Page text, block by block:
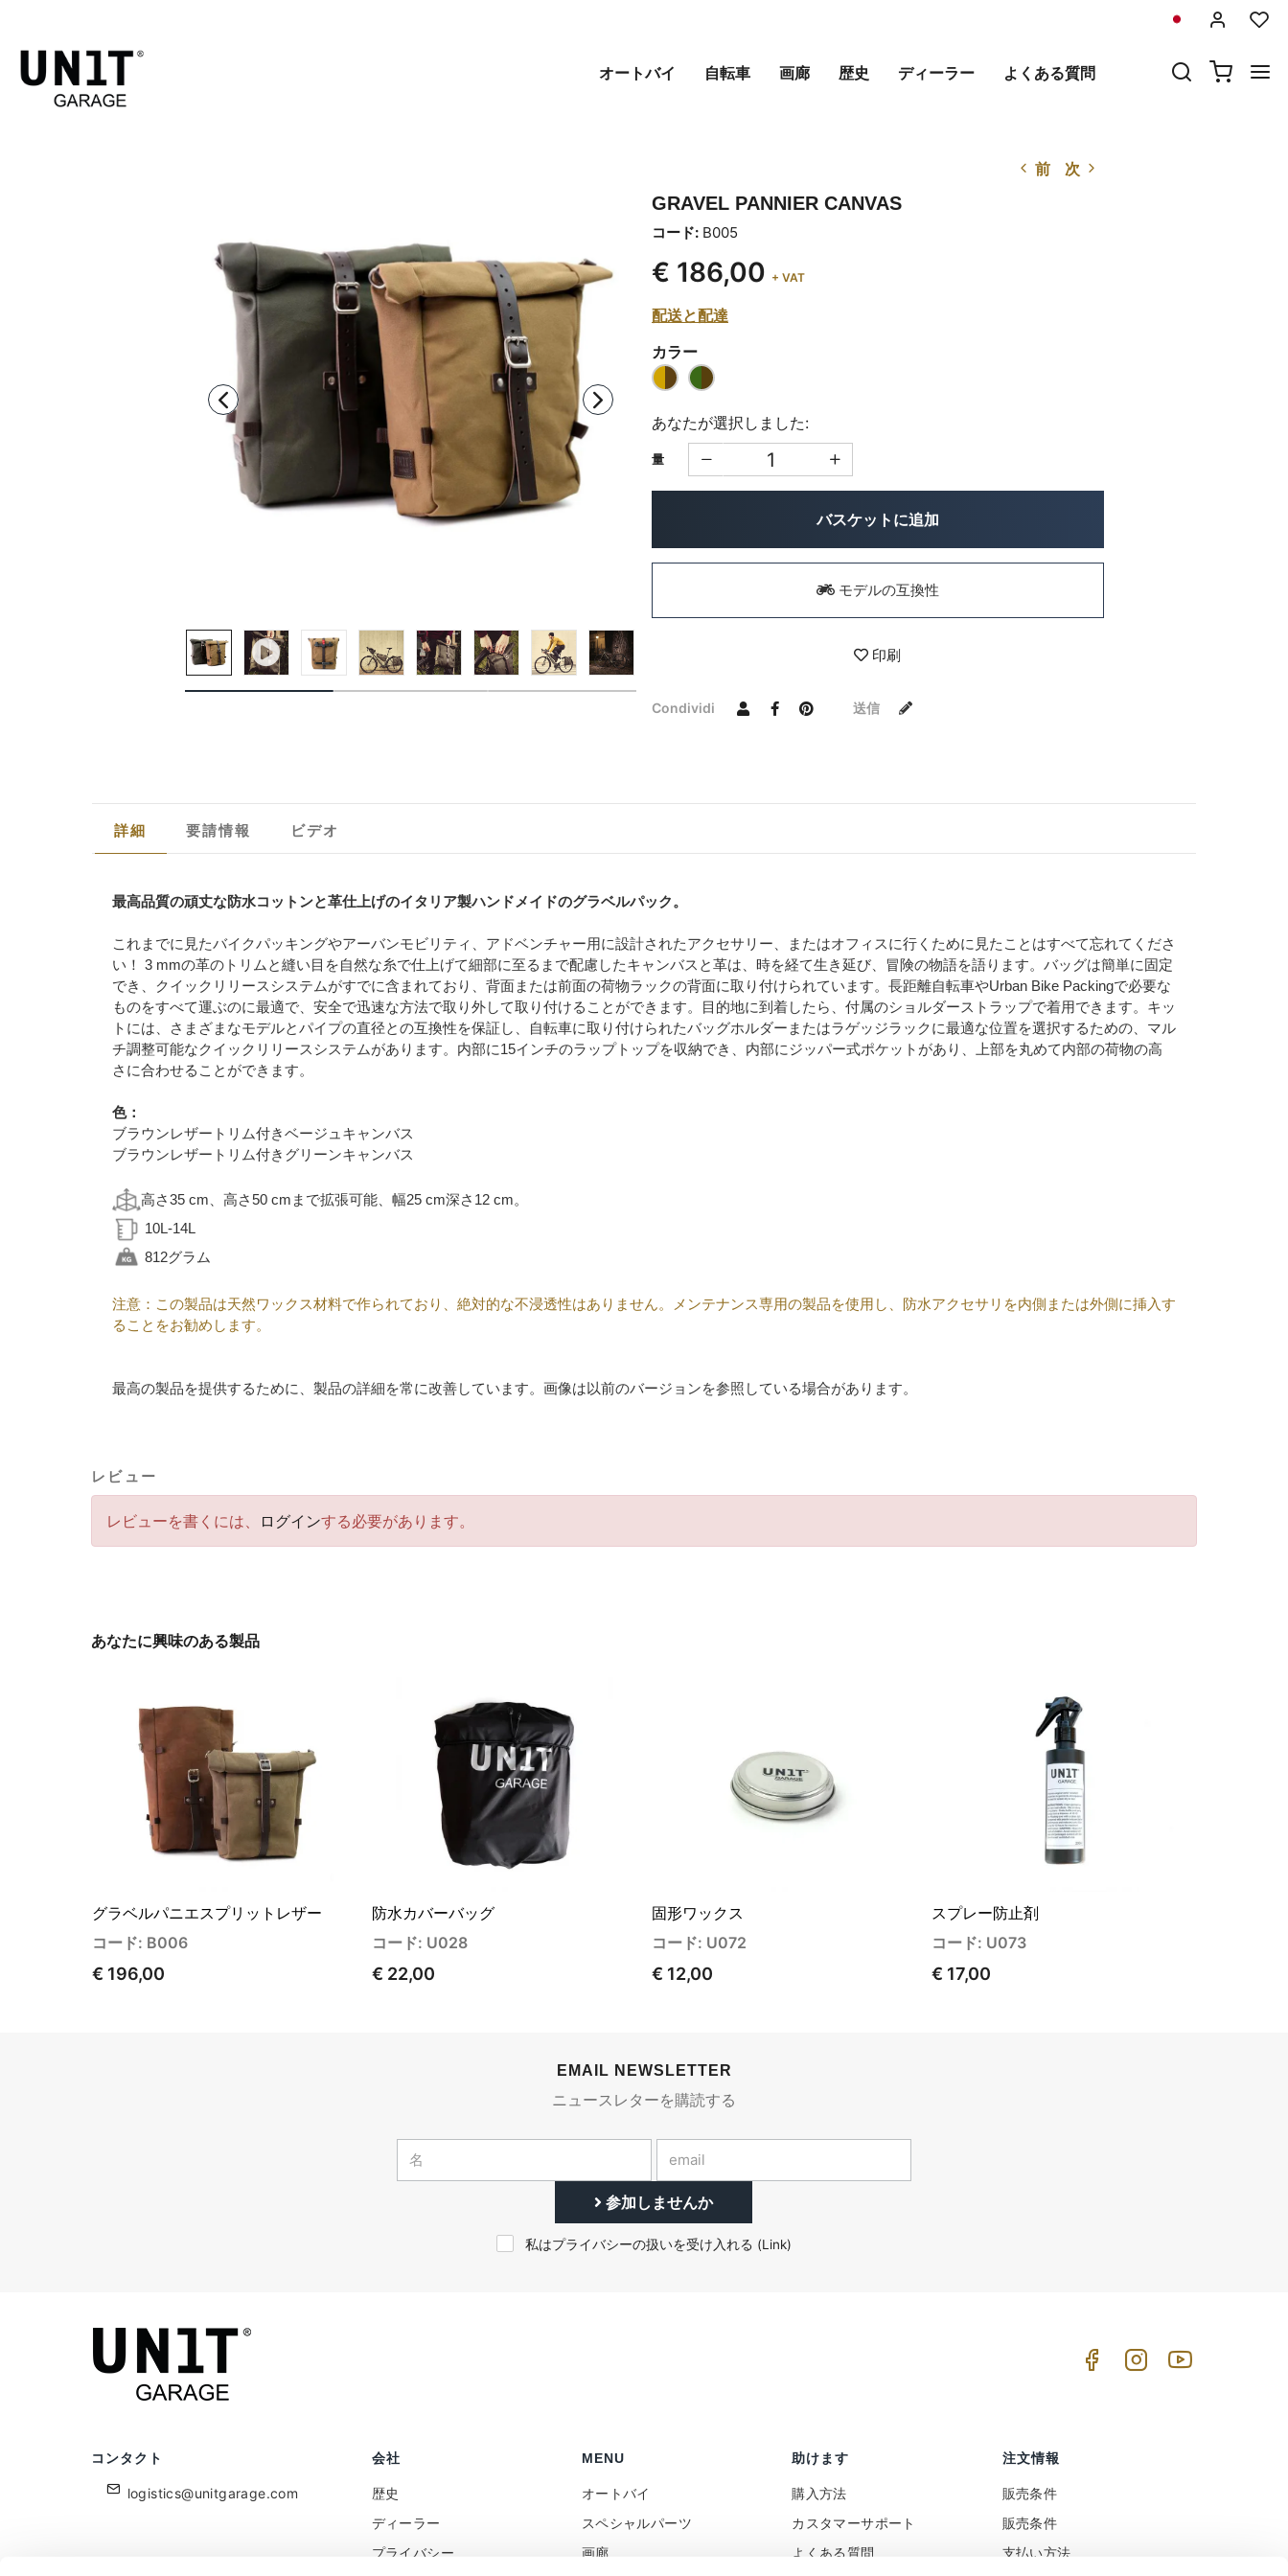
オートバイ 自転車 画廊 歴史 ディーラー よくある質問
前 次
GRAVEL PANNIER CANVAS
コード: B005
€ 186,00 + VAT
配送と配達
カラー
あなたが選択しました:
量
バスケットに追加
モデルの互換性
印刷
Condividi 送信
詳細 要請情報 ビデオ
最高品質の頑丈な防水コットンと革仕上げのイタリア製ハンドメイドのグラベルパック。
これまでに見たバイクパッキングやアーバンモビリティ、アドベンチャー用に設計されたアクセサリー、またはオフィスに行くために見たことはすべて忘れてくださ
い！ 3 mmの革のトリムと縫い目を自然な糸で仕上げて細部に至るまで配慮したキャンバスと革は、時を経て生き延び、冒険の物語を語ります。バッグは簡単に固定
でき、クイックリリースシステムがすでに含まれており、背面または前面の荷物ラックの背面に取り付けられています。長距離自転車やUrban Bike Packingで必要な
ものをすべて運ぶのに最適で、安全で迅速な方法で取り外して取り付けることができます。目的地に到着したら、付属のショルダーストラップで着用できます。キッ
トには、さまざまなモデルとパイプの直径との互換性を保証し、自転車に取り付けられたバッグホルダーまたはラゲッジラックに最適な位置を選択するための、マル
チ調整可能なクイックリリースシステムがあります。内部に15インチのラップトップを収納でき、内部にジッパー式ポケットがあり、上部を丸めて内部の荷物の高
さに合わせることができます。
色：
ブラウンレザートリム付きベージュキャンバス
ブラウンレザートリム付きグリーンキャンバス
高さ35 cm、高さ50 cmまで拡張可能、幅25 cm深さ12 cm。
10L-14L
812グラム
注意：この製品は天然ワックス材料で作られており、絶対的な不浸透性はありません。メンテナンス専用の製品を使用し、防水アクセサリを内側または外側に挿入す
ることをお勧めします。
最高の製品を提供するために、製品の詳細を常に改善しています。画像は以前のバージョンを参照している場合があります。
レビュー
レビューを書くには、 ログインする必要があります。
あなたに興味のある製品
グラベルパニエスプリットレザー
コード: B006
€ 196,00
防水カバーバッグ
コード: U028
€ 22,00
固形ワックス
コード: U072
€ 12,00
スプレー防止剤
コード: U073
€ 17,00
EMAIL NEWSLETTER
ニュースレターを購読する
参加しませんか
私はプライバシーの扱いを受け入れる (Link)
コンタクト
logistics@unitgarage.com
会社
歴史
ディーラー
プライバシー
MENU
オートバイ
スペシャルパーツ
画廊
助けます
購入方法
カスタマーサポート
よくある質問
注文情報
販売条件
販売条件
支払い方法